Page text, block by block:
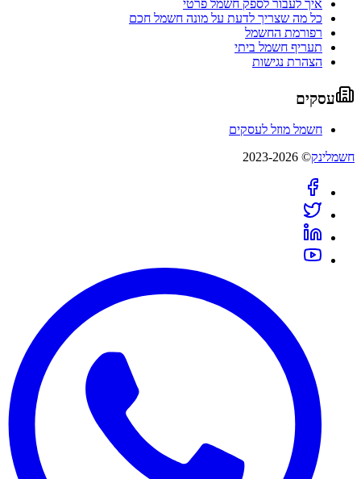
איך לעבור לספק חשמל פרטי
כל מה שצריך לדעת על מונה חשמל חכם
רפורמת החשמל
תעריף חשמל ביתי
הצהרת נגישות
עסקים
חשמל מוזל לעסקים
חשמלינק© 2023-2026